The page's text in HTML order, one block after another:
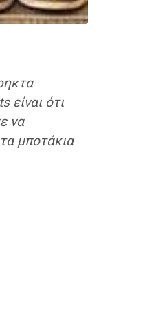
ότι
να
μποτάκια